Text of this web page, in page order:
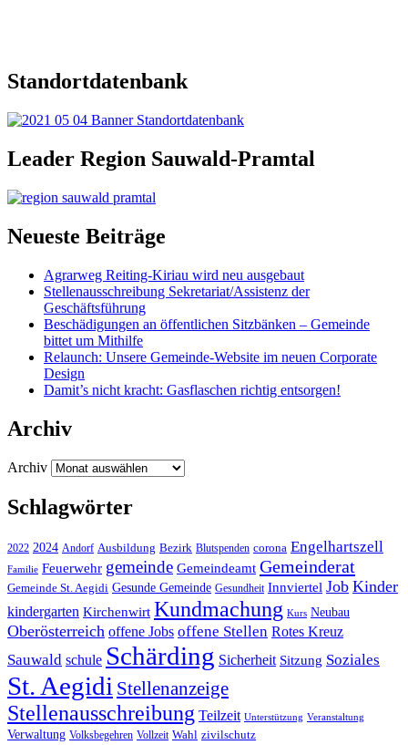
Standortdatenbank
Leader Region Sauwald-Pramtal
Neueste Beiträge
Agrarweg Reiting-Kiriau wird neu ausgebaut
Stellenausschreibung Sekretariat/Assistenz der
Geschäftsführung
Beschädigungen an öffentlichen Sitzbänken – Gemeinde
bittet um Mithilfe
Relaunch: Unsere Gemeinde-Website im neuen Corporate
Design
Damit’s nicht kracht: Gasflaschen richtig entsorgen!
Archiv
Archiv
Schlagwörter
2022 2024 Andorf Ausbildung Bezirk Blutspenden corona Engelhartszell
Familie Feuerwehr gemeinde Gemeindeamt Gemeinderat
Gemeinde St. Aegidi Gesunde Gemeinde Gesundheit Innviertel Job Kinder
kindergarten Kirchenwirt Kundmachung Kurs Neubau
Oberösterreich offene Jobs offene Stellen Rotes Kreuz
Sauwald schule Schärding Sicherheit Sitzung Soziales
St. Aegidi Stellenanzeige
Stellenausschreibung Teilzeit Unterstützung Veranstaltung
Verwaltung Volksbegehren Vollzeit Wahl zivilschutz